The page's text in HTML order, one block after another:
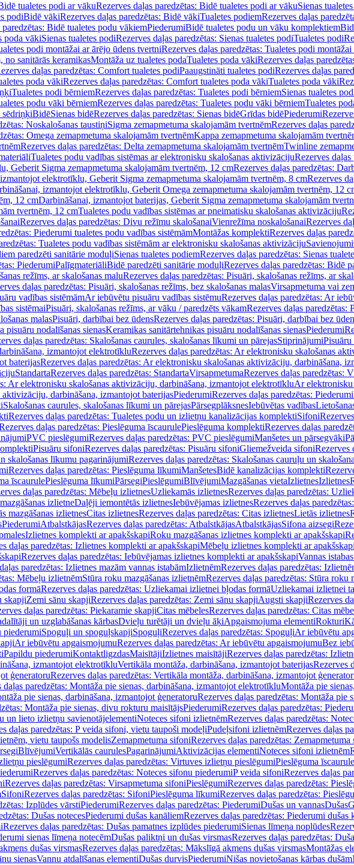
tualetes podi ar vākuRezerves daļas paredzētas: Bidē tualetes podi ar vākuSienas
podiBidē vākiRezerves daļas paredzētas: Bidē vākiTualetes podiemRezerves daļas
paredzētas: Bidē tualetes podu vākiemPiederumiBidē tualetes podu un vāku komplektiem
poda vākiSienas tualetes podiRezerves daļas paredzētas: Sienas tualetes podiTualetes podi
podi montāžai ar ārējo ūdens tvertniRezerves daļas paredzētas: Tualetes podi
no sanitārās keramikasMontāža uz tualetes podaTualetes poda vākiRezerves daļas
daļas paredzētas: Comfort tualetes podiPaaugstināti tualetes podiRezerves daļas
poda vākiRezerves daļas paredzētas: Comfort tualetes poda vākiTualetes poda vāki
Tualetes podi bērniemRezerves daļas paredzētas: Tualetes podi bērniemSienas tualetes
podu vāki bērniemRezerves daļas paredzētas: Tualetes podu vāki bērniemTualetes
sēdriņķiBidēSienas bidēRezerves daļas paredzētas: Sienas bidēGrīdas bidēPiederumi
Noskalošanas taustiņiSigma zemapmetuma skalojamām tvertnēmRezerves daļas
Omega zemapmetuma skalojamām tvertnēmKappa zemapmetuma skalojamām
Rezerves daļas paredzētas: Delta zemapmetuma skalojamām tvertnēmTwinline
Tualetes podu vadības sistēmas ar elektronisku skalošanas aktivizācijuRezerves daļas
Geberit Sigma zemapmetuma skalojamām tvertnēm, 12 cmRezerves daļas paredzētas:
elektrotīklu, Geberit Sigma zemapmetuma skalojamām tvertnēm, 8 cmRezerves
izmantojot elektrotīklu, Geberit Omega zemapmetuma skalojamām tvertnēm, 12
12 cmDarbināšanai, izmantojot baterijas, Geberit Sigma zemapmetuma skalojamām
tvertnēm, 12 cmTualetes podu vadības sistēmas ar pneimatisku skalošanas aktivizāciju
Rezerves daļas paredzētas: Divu režīmu skalošanaiVienrežīma noskalošanaiRezerves
Piederumi tualetes podu vadības sistēmāmMontāžas komplektiRezerves daļas
Tualetes podu vadības sistēmām ar elektronisku skalošanas aktivizācijuSavienojumi
paredzēti sanitārie moduļiSienas tualetes podiemRezerves daļas paredzētas: Sienas
PiederumiPalīgmateriāliBidē paredzēti sanitārie moduļiRezerves daļas paredzētas: Bidē
režīms, ar skalošanas maluRezerves daļas paredzētas: Pisuāri, skalošanas režīms, ar
daļas paredzētas: Pisuāri, skalošanas režīms, bez skalošanas malasVirsapmetuma vai
vadības sistēmāmAr iebūvētu pisuāru vadības sistēmuRezerves daļas paredzētas: Ar
sistēmaiPisuāri, skalošanas režīms, ar vāku / paredzēts vākamRezerves daļas paredzētas:
malasPisuāri, darbībai bez ūdensRezerves daļas paredzētas: Pisuāri, darbībai bez
pisuāru nodalīšanas sienasKeramikas sanitārtehnikas pisuāru nodalīšanas sienasPiederumi
daļas paredzētas: Skalošanas caurules, skalošanas līkumi un pārejasStiprinājumiPisuāru
izmantojot elektrotīkluRezerves daļas paredzētas: Ar elektronisku skalošanas
baterijasRezerves daļas paredzētas: Ar elektronisku skalošanas aktivizāciju, darbināšana,
StandartaRezerves daļas paredzētas: StandartaVirsapmetumaRezerves daļas paredzētas:
Ar elektronisku skalošanas aktivizāciju, darbināšana, izmantojot elektrotīkluAr elektronisku
darbināšana, izmantojot baterijasPiederumiRezerves daļas paredzētas: Piederumi
Skalošanas caurules, skalošanas līkumi un pārejasPārsegplāksnesIebūvētas vadības
Rezerves daļas paredzētas: Tualetes podu un izlietņu kanalizācijas komplektiSifoni
daļas paredzētas: Pieslēguma īscaurulePieslēguma komplektiRezerves daļas
PVC pieslēgumiRezerves daļas paredzētas: PVC pieslēgumiManšetes un pārsegvāki
Pisuāru sifoniRezerves daļas paredzētas: Pisuāru sifoniGliemežveida sifoniRezerves
skalošanas līkumu pagarinājumiRezerves daļas paredzētas: Skalošanas cauruļu un
Rezerves daļas paredzētas: Pieslēguma līkumiManšetesBidē kanalizācijas komplekti
īscaurulePieslēguma līkumiPārsegiPieslēgumiBlīvējumiMazgāšanas vietaIzlietnesIzlietnes
daļas paredzētas: Mēbeļu izlietnesUzliekamās izlietnesRezerves daļas paredzētas:
izlietneDaļēji iemontētās izlietnesIebūvējamas izlietnesRezerves daļas
mazgāšanas izlietnesCitas izlietnesRezerves daļas paredzētas: Citas izlietnesLietās izlietnes
PiederumiAtbalstkājasRezerves daļas paredzētas: AtbalstkājasAtbalstkājasSifona aizsegi
Izlietnes komplekti ar apakšskapiRoku mazgāšanas izlietnes komplekti ar apakšskapi
daļas paredzētas: Izlietnes komplekti ar apakšskapiMēbeļu izlietnes komplekti ar apakšskapi
Rezerves daļas paredzētas: Iebūvējamas izlietnes komplekti ar apakšskapiVannas
paredzētas: Izlietnes mazām vannas istabāmIzlietnēmRezerves daļas paredzētas:
Mēbeļu izlietnēmStūra roku mazgāšanas izlietnēmRezerves daļas paredzētas: Stūra roku
formāRezerves daļas paredzētas: Uzliekamai izlietnei bļodas formāUzliekamai izlietnei
skapjiZemi sānu skapjiRezerves daļas paredzētas: Zemi sānu skapjiAugsti skapjiRezerves
daļas paredzētas: Piekaramie skapjiCitas mēbelesRezerves daļas paredzētas: Citas
un uzglabāšanas kārbasDvieļu turētāji un dvieļu āķiApgaismojuma elementiRokturi
piederumiSpoguļi un spoguļskapjiSpoguļiRezerves daļas paredzētas: SpoguļiAr iebūvētu
Ar iebūvētu apgaismojumuRezerves daļas paredzētas: Ar iebūvētu apgaismojumuBez
Papildu piederumiKontaktligzdasMaisītājiIzlietnes maisītājiRezerves daļas paredzētas:
izmantojot elektrotīkluVertikāla montāža, darbināšana, izmantojot baterijasRezerves
ģeneratoruRezerves daļas paredzētas: Vertikāla montāža, darbināšana, izmantojot
daļas paredzētas: Montāža pie sienas, darbināšana, izmantojot elektrotīkluMontāža pie
pie sienas, darbināšana, izmantojot ģeneratoruRezerves daļas paredzētas: Montāža pie
Montāža pie sienas, divu rokturu maisītājsPiederumiRezerves daļas paredzētas:
un lieto izlietņu savienotājelementiNoteces sifoni izlietnēmRezerves daļas paredzētas:
daļas paredzētas: P veida sifoni, vietu taupoši modeļiPudeļsifoni izlietnēmRezerves daļas
vietu taupošs modelisZemapmetuma sifoniRezerves daļas paredzētas: Zemapmetuma
BlīvējumiVertikālās caurulesPagarinājumiAktivizācijas elementiNoteces sifoni izlietnēm
pieslēgumiRezerves daļas paredzētas: Virtuves izlietņu pieslēgumiPieslēguma īscaurule
Rezerves daļas paredzētas: Noteces sifonu piederumiP veida sifoniRezerves daļas
Rezerves daļas paredzētas: Virsapmetuma sifoniPieslēgumiRezerves daļas paredzētas:
SifoniRezerves daļas paredzētas: SifoniPieslēguma līkumiRezerves daļas paredzētas:
Izplūdes vārstiPiederumiRezerves daļas paredzētas: PiederumiDušas un vannasDušas
Dušas notecesPiederumi dušas kanāliemRezerves daļas paredzētas: Piederumi dušas
Rezerves daļas paredzētas: Dušas pamatnes izplūdes piederumiSienas līmeņa noplūdes
sienas līmeņa notecēmDušas paliktņi un dušas virsmasRezerves daļas paredzētas:
dušas virsmasRezerves daļas paredzētas: Mākslīgā akmens dušas virsmasMontāžas
sienasVannu atdalīšanas elementiDušas durvisPiederumiNišas novietošanas kārbas dušām